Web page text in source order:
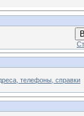
телефоны, справки